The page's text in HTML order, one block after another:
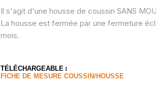
Il s'agit d'une housse de coussin SANS
La housse est fermée par une fermeture
mois.
TÉLÉCHARGEABLE :
FICHE DE MESURE COUSSIN/HOUSSE